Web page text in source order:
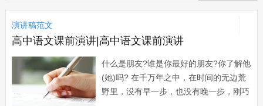
针、政策，在保证完成国家下达的各项指
标、任务的前提下，主要办好三件大事，
为我村...
演讲稿范文
高中语文课前演讲|高中语文课前演讲
什么是朋友?谁是你最好的朋友?你了解他
(她)吗? 在千万年之中，在时间的无边荒
野里，没有早一步，也没有晚一步，刚巧